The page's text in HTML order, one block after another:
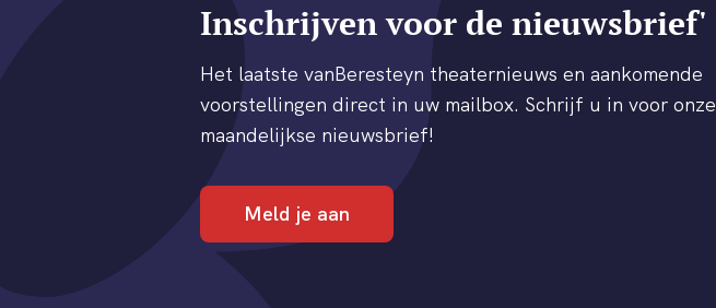
Inschrijven voor de nieuwsbrief'
Het laatste vanBeresteyn theaternieuws en aankomende
voorstellingen direct in uw mailbox. Schrijf u in voor onze
maandelijkse nieuwsbrief!
Meld je aan